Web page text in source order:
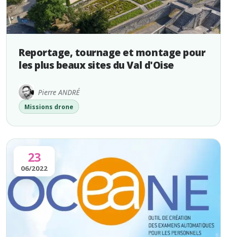
Reportage, tournage et montage pour
les plus beaux sites du Val d'Oise
Pierre ANDRÉ
Missions drone
23
06/2022